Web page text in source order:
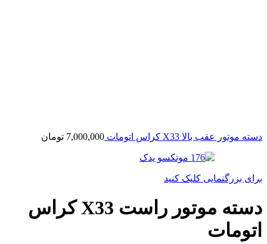
دسته موتور عقب بالا X33 کراس اتومات 7,000,000 تومان
برای بزرگنمایی کلیک کنید
دسته موتور راست X33 کراس
اتومات